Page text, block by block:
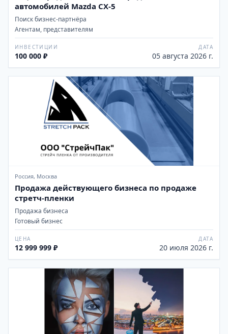
автомобилей Mazda CX-5
Поиск бизнес-партнёра
Агентам, представителям
ИНВЕСТИЦИИ
100 000 ₽
ДАТА
05 августа 2026 г.
Россия, Москва
Продажа действующего бизнеса по продаже
стретч-пленки
Продажа бизнеса
Готовый бизнес
ЦЕНА
12 999 999 ₽
ДАТА
20 июля 2026 г.